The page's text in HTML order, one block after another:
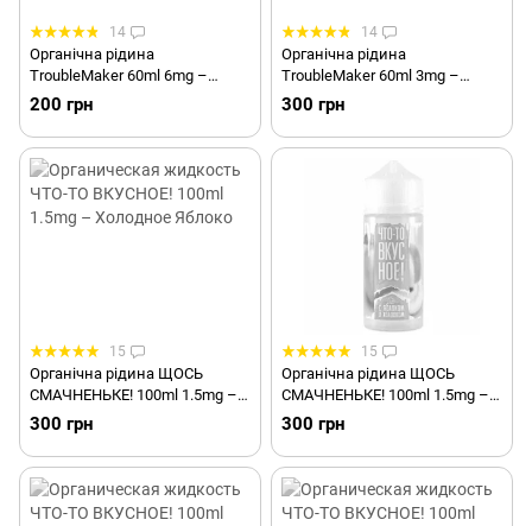
14
Органічна рідина
TroubleMaker 60ml 6mg –
Кубинський тютюн
200 грн
14
Органічна рідина
TroubleMaker 60ml 3mg –
Холодний кавун
300 грн
15
Органічна рідина ЩОСЬ
СМАЧНЕНЬКЕ! 100ml 1.5mg –
Холодне Яблуко
300 грн
15
Органічна рідина ЩОСЬ
СМАЧНЕНЬКЕ! 100ml 1.5mg –
Яблуко
300 грн